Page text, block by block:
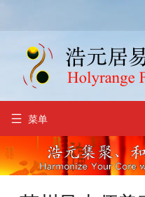
 菜单